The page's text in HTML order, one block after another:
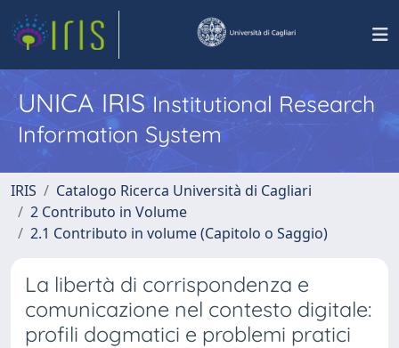
UNICA IRISInstitutional Research
Information System
IRIS
Catalogo Ricerca Università di Cagliari
2 Contributo in Volume
2.1 Contributo in volume (Capitolo o Saggio)
La libertà di corrispondenza e
comunicazione nel contesto digitale:
profili dogmatici e problemi pratici